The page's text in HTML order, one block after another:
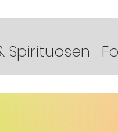
Spirituosen